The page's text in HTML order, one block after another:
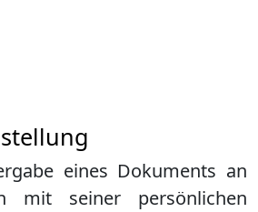
eines Dokuments an
mit seiner persönlichen